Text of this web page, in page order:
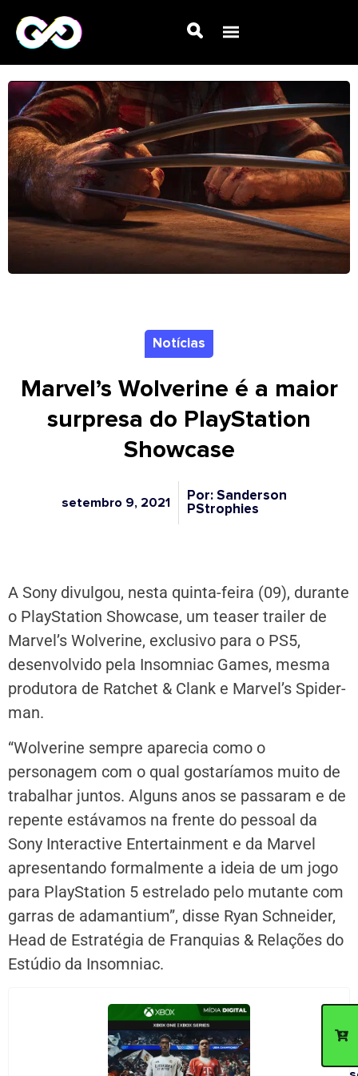
Notícias
Marvel’s Wolverine é a maior
surpresa do PlayStation
Showcase
setembro 9, 2021
Por: Sanderson
PStrophies
A Sony divulgou, nesta quinta-feira (09), durante
o PlayStation Showcase, um teaser trailer de
Marvel’s Wolverine, exclusivo para o PS5,
desenvolvido pela Insomniac Games, mesma
produtora de Ratchet & Clank e Marvel’s Spider-
man.
“Wolverine sempre aparecia como o
personagem com o qual gostaríamos muito de
trabalhar juntos. Alguns anos se passaram e de
repente estávamos na frente do pessoal da
Sony Interactive Entertainment e da Marvel
apresentando formalmente a ideia de um jogo
para PlayStation 5 estrelado pelo mutante com
garras de adamantium”, disse Ryan Schneider,
Head de Estratégia de Franquias & Relações do
Estúdio da Insomniac.